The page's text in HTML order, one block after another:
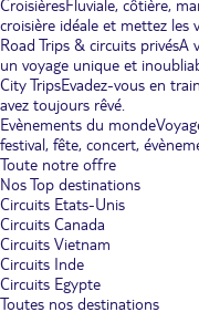
CroisièresFluviale, côtière,
croisière idéale et mettez les
Road Trips & circuits privésA
un voyage unique et
City TripsEvadez-vous en
avez toujours rêvé.
Evènements du monde
festival, fête, concert,
Toute notre offre
Nos Top destinations
Circuits Etats-Unis
Circuits Canada
Circuits Vietnam
Circuits Inde
Circuits Egypte
Toutes nos destinations